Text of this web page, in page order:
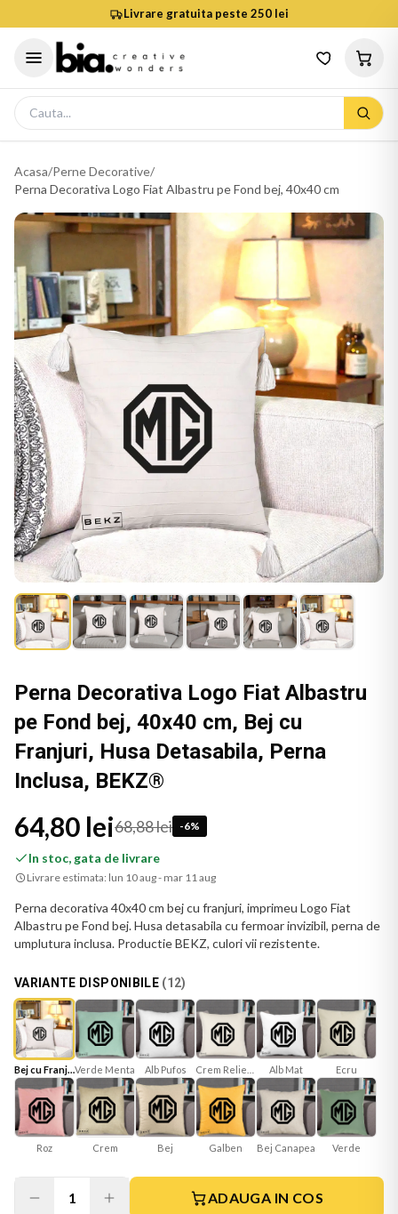
Livrare gratuita peste 250 lei
Acasa/Perne Decorative/
Perna Decorativa Logo Fiat Albastru pe Fond bej, 40x40 cm
Perna Decorativa Logo Fiat Albastru
pe Fond bej, 40x40 cm, Bej cu
Franjuri, Husa Detasabila, Perna
Inclusa, BEKZ®
64,80 lei68,88 lei -6%
In stoc, gata de livrare
Livrare estimata: lun 10 aug - mar 11 aug
Perna decorativa 40x40 cm bej cu franjuri, imprimeu Logo Fiat
Albastru pe Fond bej. Husa detasabila cu fermoar invizibil, perna de
umplutura inclusa. Productie BEKZ, culori vii rezistente.
VARIANTE DISPONIBILE (12)
Bej cu FranjuriVerde Menta Alb Pufos Alb Mat Ecru
Roz Crem Bej Galben Bej Canapea Verde
1 ADAUGA IN COS